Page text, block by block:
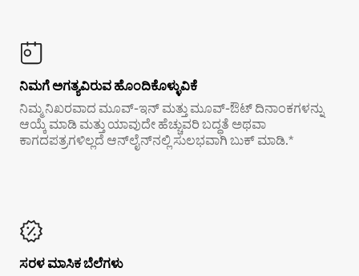
ನಿಮಗೆ ಅಗತ್ಯವಿರುವ ಹೊಂದಿಕೊಳ್ಳುವಿಕೆ
ನಿಮ್ಮ ನಿಖರವಾದ ಮೂವ್-ಇನ್ ಮತ್ತು ಮೂವ್-ಔಟ್ ದಿನಾಂಕಗಳನ್ನು
ಆಯ್ಕೆ ಮಾಡಿ ಮತ್ತು ಯಾವುದೇ ಹೆಚ್ಚುವರಿ ಬದ್ಧತೆ ಅಥವಾ
ಕಾಗದಪತ್ರಗಳಿಲ್ಲದೆ ಆನ್‌ಲೈನ್‌ನಲ್ಲಿ ಸುಲಭವಾಗಿ ಬುಕ್ ಮಾಡಿ.*
ಸರಳ ಮಾಸಿಕ ಬೆಲೆಗಳು